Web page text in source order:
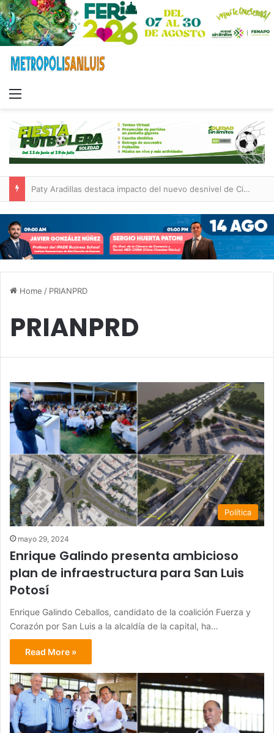
Villa de Pozos reporta reducción del 50 % en incendios forestales y de pastizales
Home / PRIANPRD
PRIANPRD
Política
mayo 29, 2024
Enrique Galindo presenta ambicioso
plan de infraestructura para San Luis
Potosí
Enrique Galindo Ceballos, candidato de la coalición Fuerza y
Corazón por San Luis a la alcaldía de la capital, ha…
Read More »